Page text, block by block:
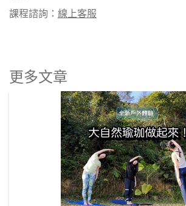
課程諮詢： 線上客服
更多文章